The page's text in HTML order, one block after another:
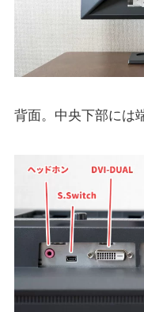
背面。中央下部には